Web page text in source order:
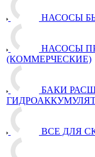
НАСОСЫ
НАСОСЫ
(КОММЕРЧЕСКИЕ)
БАКИ
ВСЕ ДЛЯ